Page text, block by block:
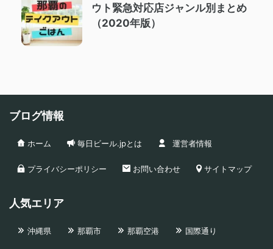
ウト緊急対応店ジャンル別まとめ
（2020年版）
ブログ情報
ホーム 毎日ビール.jpとは 運営者情報
プライバシーポリシー お問い合わせ サイトマップ
人気エリア
沖縄県 那覇市 那覇空港 国際通り